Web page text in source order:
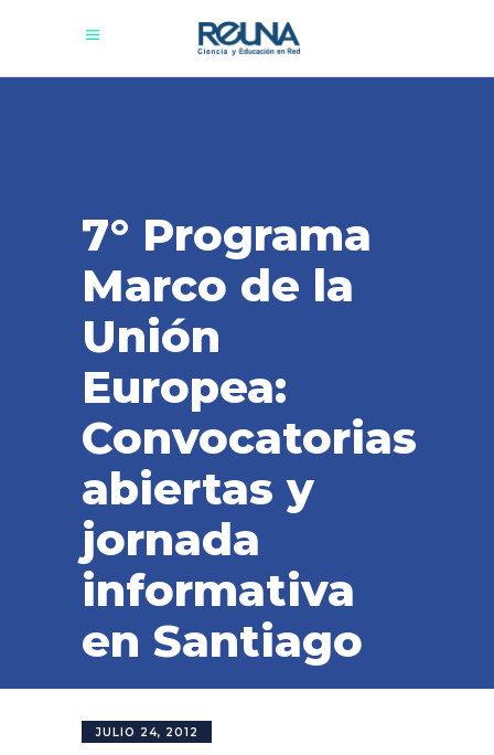
7° Programa
Marco de la
Unión
Europea:
Convocatorias
abiertas y
jornada
informativa
en Santiago
JULIO 24, 2012